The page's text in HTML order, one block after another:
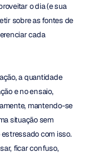
o dia (e sua
sobre as fontes de
cada
a quantidade
e no ensaio,
mantendo-se
situação sem
com isso.
ficar confuso,